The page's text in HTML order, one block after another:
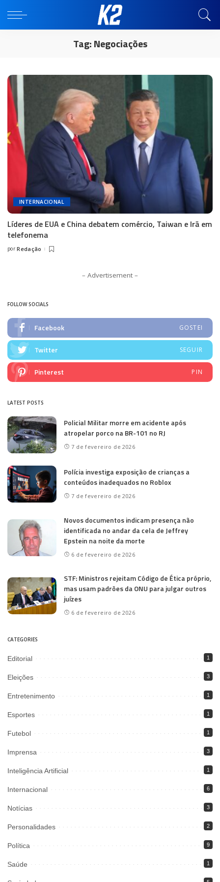
Tag:Negociações
INTERNACIONAL
Líderes de EUA e China debatem comércio, Taiwan e Irã em
telefonema
Posted
por Redação
– Advertisement –
FOLLOW SOCIALS
Facebook GOSTEI
Twitter SEGUIR
Pinterest PIN
LATEST POSTS
Policial Militar morre em acidente após
atropelar porco na BR-101 no RJ
7 de fevereiro de 2026
Polícia investiga exposição de crianças a
conteúdos inadequados no Roblox
7 de fevereiro de 2026
Novos documentos indicam presença não
identificada no andar da cela de Jeffrey
Epstein na noite da morte
6 de fevereiro de 2026
STF: Ministros rejeitam Código de Ética próprio,
mas usam padrões da ONU para julgar outros
juízes
6 de fevereiro de 2026
CATEGORIES
Editorial 1
Eleições 3
Entretenimento 1
Esportes 1
Futebol 1
Imprensa 3
Inteligência Artificial 1
Internacional 6
Notícias 3
Personalidades 2
Política 9
Saúde 1